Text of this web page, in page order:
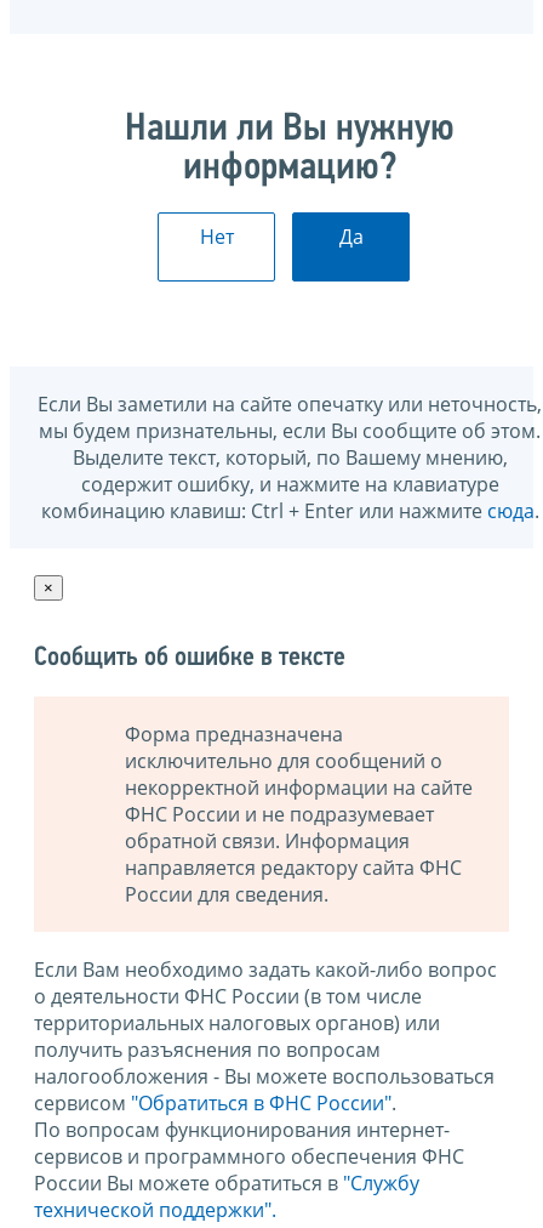
Нашли ли Вы нужную
информацию?
Нет Да
Если Вы заметили на сайте опечатку или неточность,
мы будем признательны, если Вы сообщите об этом.
Выделите текст, который, по Вашему мнению,
содержит ошибку, и нажмите на клавиатуре
комбинацию клавиш: Ctrl + Enter или нажмите сюда.
×
Сообщить об ошибке в тексте
Форма предназначена
исключительно для сообщений о
некорректной информации на сайте
ФНС России и не подразумевает
обратной связи. Информация
направляется редактору сайта ФНС
России для сведения.
Если Вам необходимо задать какой-либо вопрос
о деятельности ФНС России (в том числе
территориальных налоговых органов) или
получить разъяснения по вопросам
налогообложения - Вы можете воспользоваться
сервисом "Обратиться в ФНС России".
По вопросам функционирования интернет-
сервисов и программного обеспечения ФНС
России Вы можете обратиться в "Службу
технической поддержки".